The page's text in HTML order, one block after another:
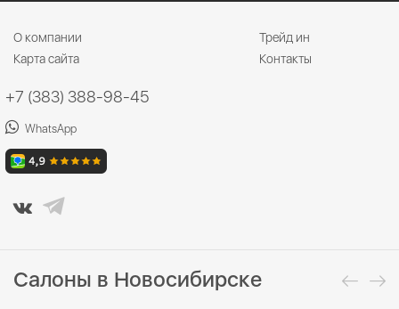
О компании
Трейд ин
Карта сайта
Контакты
+7 (383) 388-98-45
WhatsApp
Салоны в Новосибирске